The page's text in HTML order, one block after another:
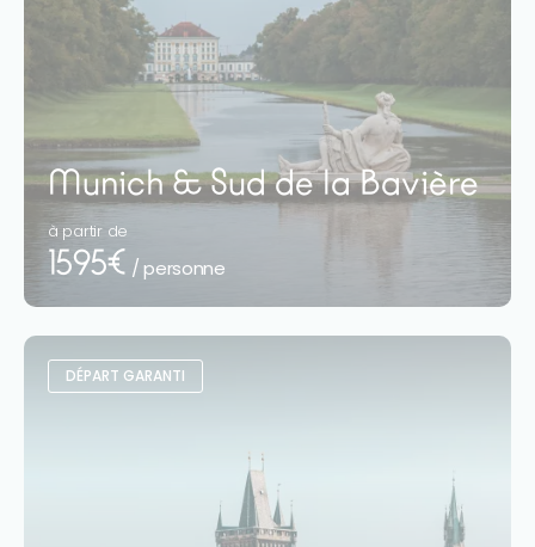
Munich & Sud de la Bavière
à partir de
1595€ / personne
DÉPART GARANTI